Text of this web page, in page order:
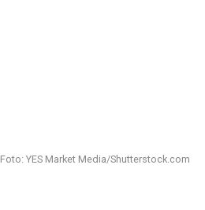
Foto: YES Market Media/Shutterstock.com